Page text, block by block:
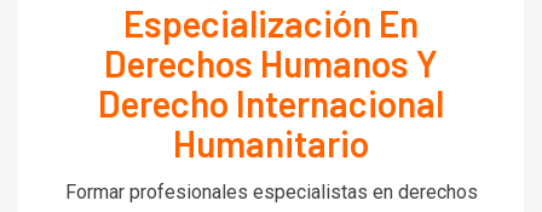
Especialización En
Derechos Humanos Y
Derecho Internacional
Humanitario
Formar profesionales especialistas en derechos